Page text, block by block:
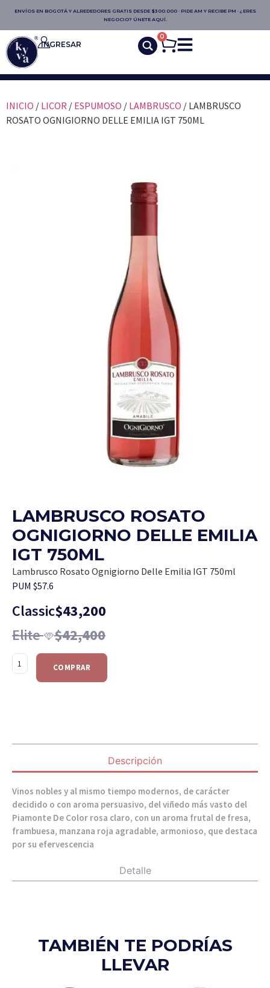
ENVÍOS EN BOGOTÁ Y ALREDEDORES GRATIS DESDE $300.000 · PIDE AM Y RECIBE PM · ¿ERES
NEGOCIO? ÚNETE AQUÍ.
INGRESAR
0
INICIO / LICOR / ESPUMOSO / LAMBRUSCO / LAMBRUSCO
ROSATO OGNIGIORNO DELLE EMILIA IGT 750ML
LAMBRUSCO ROSATO
OGNIGIORNO DELLE EMILIA
IGT 750ML
Lambrusco Rosato Ognigiorno Delle Emilia IGT 750ml
PUM $57.6
Classic$43,200
Elite $42,400
COMPRAR
Descripción
Detalle
Vinos nobles y al mismo tiempo modernos, de carácter
decidido o con aroma persuasivo, del viñedo más vasto del
Piamonte De Color rosa claro, con un aroma frutal de fresa,
frambuesa, manzana roja agradable, armonioso, que destaca
por su efervescencia
TAMBIÉN TE PODRÍAS
LLEVAR